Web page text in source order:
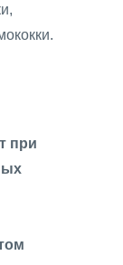
при